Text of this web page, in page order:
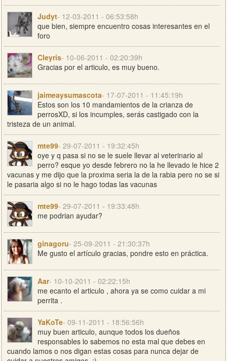
Judyt- 12-03-2011 - 06:53:58h
que bien, siempre encuentro cosas interesantes en el
foro
Cleyris- 10-06-2011 - 02:20:39h
Gracias por el articulo, es muy bueno.
jaimeaysumascota- 17-07-2011 - 11:45:19h
Estos son los 10 mandamientos de la crianza de
perrosXD, si los incumples, serás castigado con la
tristeza de un animal.
mte99- 29-07-2011 - 19:32:45h
oye y q pasa si no se le suele llevar al veterinario al
perro? esque yo desde febrero no la he llevado le hice 2
vacunas y me dijo que la proxima seria la de la rabia pero no se si
le pasaria algo si no le hago todas las vacunas
mte99- 29-07-2011 - 19:33:48h
me podrian ayudar?
ginagoru- 25-09-2011 - 21:30:37h
Me gusto el artículo gracias, pondre esto en práctica.
Aar- 10-10-2011 - 02:22:15h
me ecanto el articulo , ahora ya se como cuidar a mi
perrita .
YaKoTe- 09-11-2011 - 18:56:56h
muy buen articulo, aunque todos los dueños
responsables lo sabemos no esta mal que debes en
cuando lamos o nos digan estas cosas para nunca dejar de